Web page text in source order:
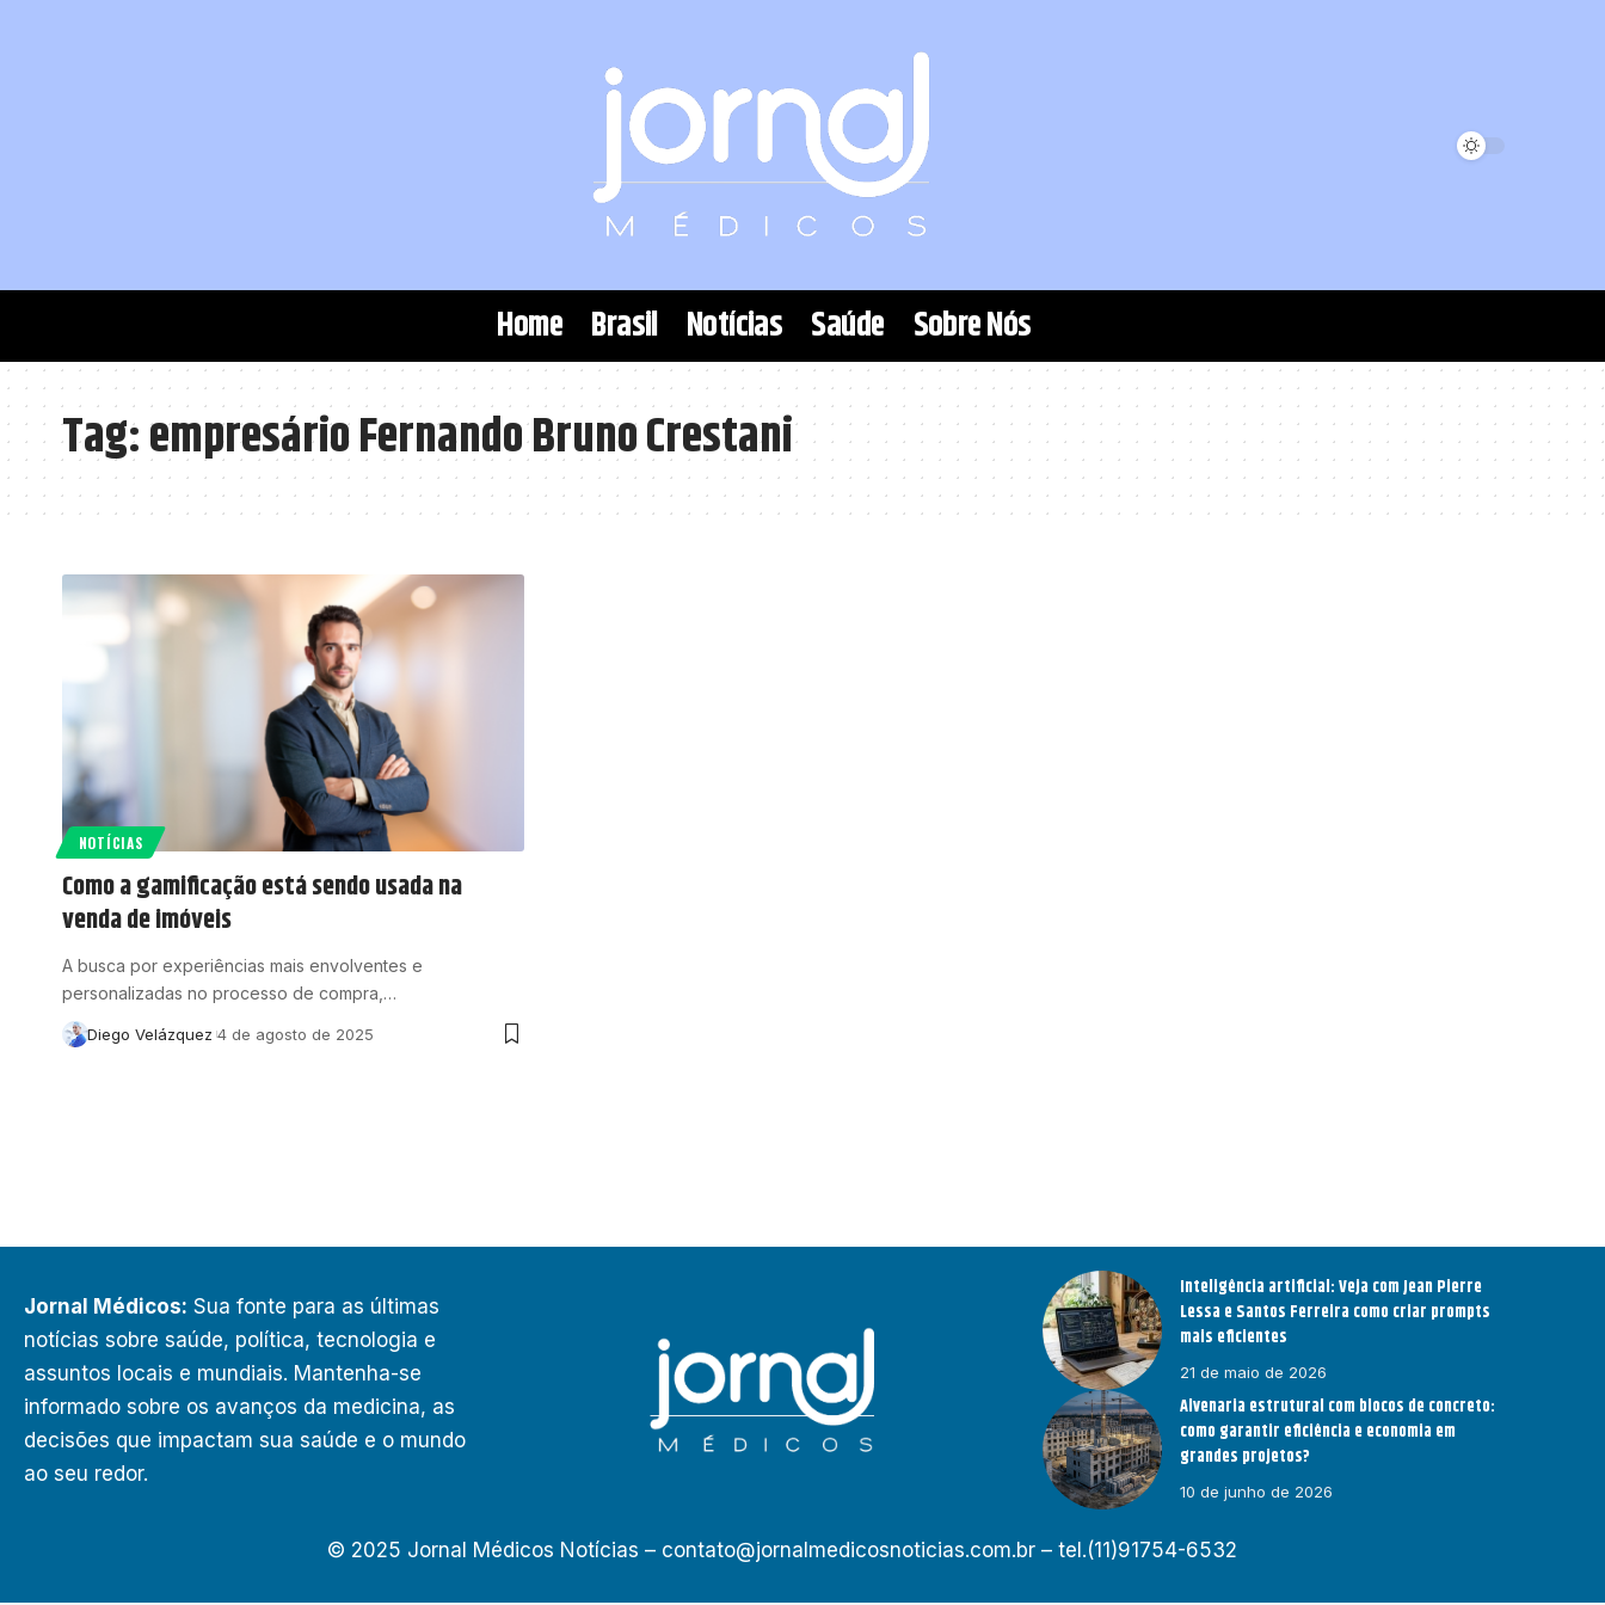
Home Brasil Notícias Saúde Sobre Nós
Tag:empresário Fernando Bruno Crestani
NOTÍCIAS
Como a gamificação está sendo usada na
venda de imóveis
A busca por experiências mais envolventes e
personalizadas no processo de compra,…
Diego Velázquez 4 de agosto de 2025
Jornal Médicos: Sua fonte para as últimas
notícias sobre saúde, política, tecnologia e
assuntos locais e mundiais. Mantenha-se
informado sobre os avanços da medicina, as
decisões que impactam sua saúde e o mundo
ao seu redor.
Inteligência artificial: Veja com Jean Pierre
Lessa e Santos Ferreira como criar prompts
mais eficientes
21 de maio de 2026
Alvenaria estrutural com blocos de concreto:
como garantir eficiência e economia em
grandes projetos?
10 de junho de 2026
© 2025 Jornal Médicos Notícias – contato@jornalmedicosnoticias.com.br– tel.(11)91754-6532